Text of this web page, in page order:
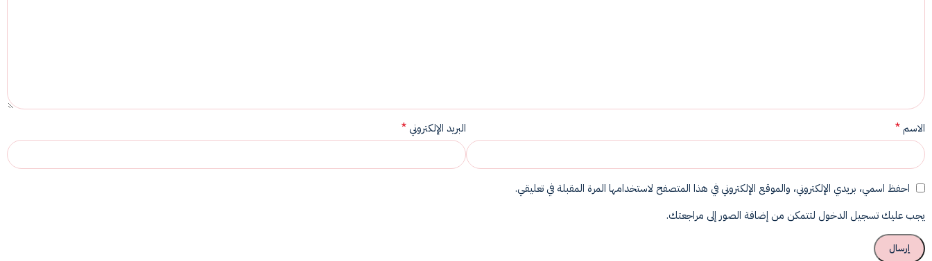
الاسم* البريد الإلكتروني *
احفظ اسمي، بريدي الإلكتروني، والموقع الإلكتروني في هذا المتصفح لاستخدامها المرة المقبلة في تعليقي.
يجب عليك تسجيل الدخول لتتمكن من إضافة الصور إلى مراجعتك.